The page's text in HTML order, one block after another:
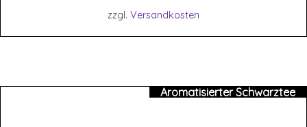
zzgl. Versandkosten
Aromatisierter Schwarztee